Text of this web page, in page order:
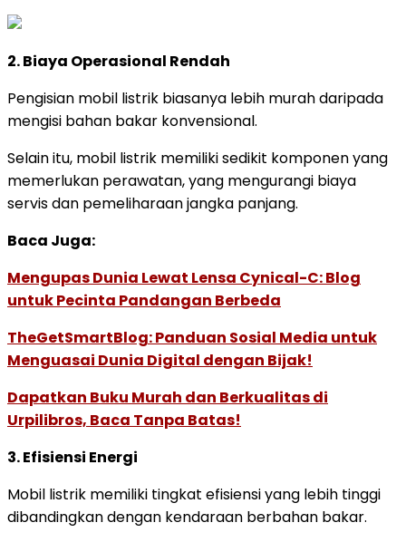
2. Biaya Operasional Rendah
Pengisian mobil listrik biasanya lebih murah daripada
mengisi bahan bakar konvensional.
Selain itu, mobil listrik memiliki sedikit komponen yang
memerlukan perawatan, yang mengurangi biaya
servis dan pemeliharaan jangka panjang.
Baca Juga:
Mengupas Dunia Lewat Lensa Cynical-C: Blog
untuk Pecinta Pandangan Berbeda
TheGetSmartBlog: Panduan Sosial Media untuk
Menguasai Dunia Digital dengan Bijak!
Dapatkan Buku Murah dan Berkualitas di
Urpilibros, Baca Tanpa Batas!
3. Efisiensi Energi
Mobil listrik memiliki tingkat efisiensi yang lebih tinggi
dibandingkan dengan kendaraan berbahan bakar.